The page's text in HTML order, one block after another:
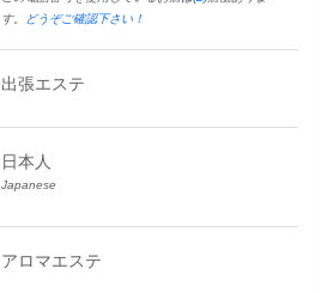
す。
どうぞご確認下さい！
出張エステ
日本人
Japanese
アロマエステ